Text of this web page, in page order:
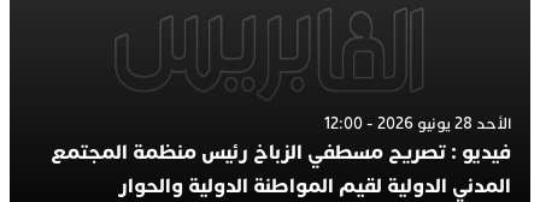
الأحد 28 يونيو 2026 - 12:00
فيديو : تصريح مسطفي الزباخ رئيس منظمة المجتمع
المدني الدولية لقيم المواطنة الدولية والحوار